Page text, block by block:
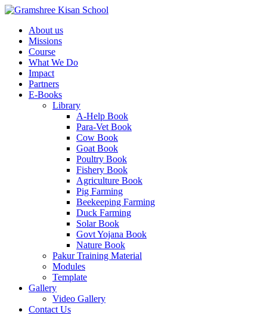
About us
Missions
Course
What We Do
Impact
Partners
E-Books
Library
A-Help Book
Para-Vet Book
Cow Book
Goat Book
Poultry Book
Fishery Book
Agriculture Book
Pig Farming
Beekeeping Farming
Duck Farming
Solar Book
Govt Yojana Book
Nature Book
Pakur Training Material
Modules
Template
Gallery
Video Gallery
Contact Us